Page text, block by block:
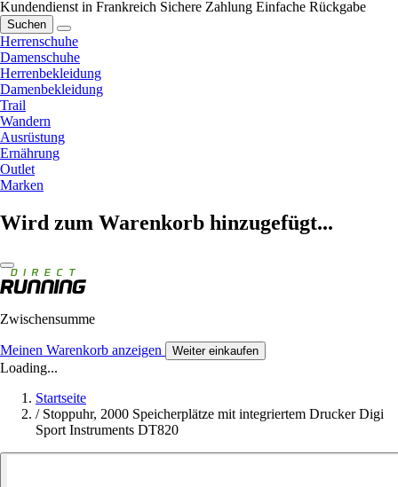
Kundendienst in Frankreich Sichere Zahlung Einfache Rückgabe
Suchen
Herrenschuhe
Damenschuhe
Herrenbekleidung
Damenbekleidung
Trail
Wandern
Ausrüstung
Ernährung
Outlet
Marken
Wird zum Warenkorb hinzugefügt...
Zwischensumme
Meinen Warenkorb anzeigen Weiter einkaufen
Loading...
Startseite
/ Stoppuhr, 2000 Speicherplätze mit integriertem Drucker Digi
Sport Instruments DT820